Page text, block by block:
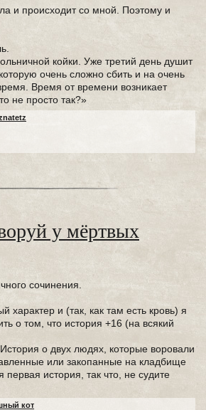
и происходит со мной. Поэтому и
койки. Уже третий день душит
очень сложно сбить и на очень
Время от времени возникает
не просто так?»
у мёртвых
сочинения.
характер и (так, как там есть кровь) я
о том, что история +16 (на всякий
История о двух людях, которые воровали
или закопанные на кладбище
история, так что, не судите
кот